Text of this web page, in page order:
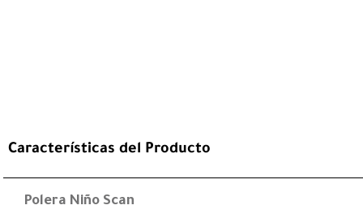
Características del Producto
Polera Niño Scan